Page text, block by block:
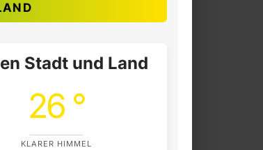
Stadt und Land
26 °
KLARER HIMMEL